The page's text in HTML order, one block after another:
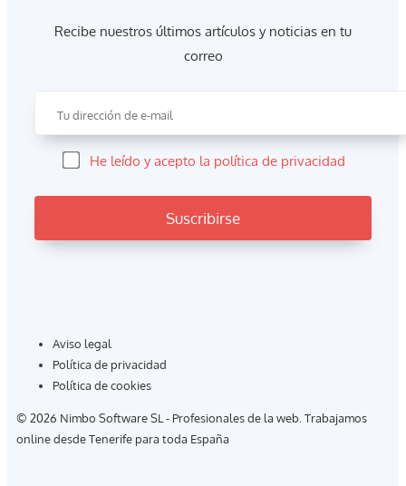
Recibe nuestros últimos artículos y noticias en tu
correo
He leído y acepto la política de privacidad
Aviso legal
Política de privacidad
Política de cookies
© 2026 Nimbo Software SL - Profesionales de la web. Trabajamos
online desde Tenerife para toda España